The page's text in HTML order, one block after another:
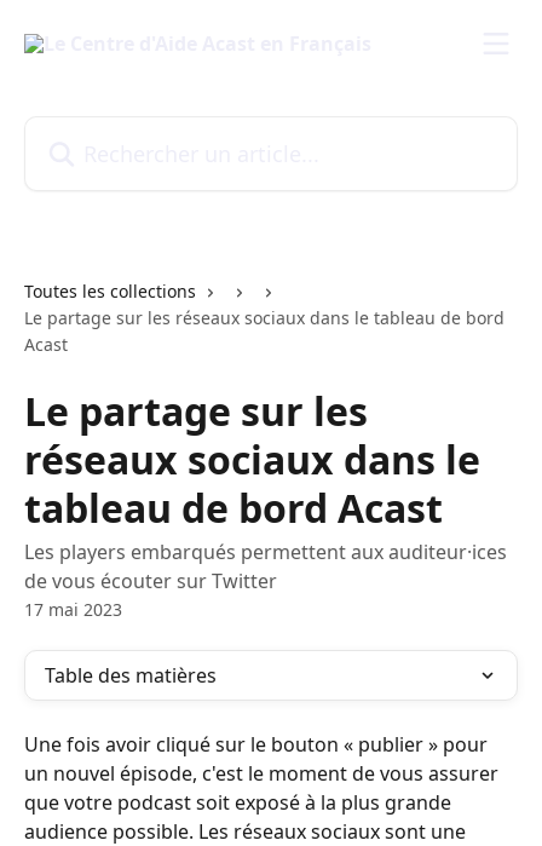
Toutes les collections
Le partage sur les réseaux sociaux dans le tableau de bord
Acast
Le partage sur les
réseaux sociaux dans le
tableau de bord Acast
Les players embarqués permettent aux auditeur·ices
de vous écouter sur Twitter
17 mai 2023
Table des matières
Une fois avoir cliqué sur le bouton « publier » pour
un nouvel épisode, c'est le moment de vous assurer
que votre podcast soit exposé à la plus grande
audience possible. Les réseaux sociaux sont une